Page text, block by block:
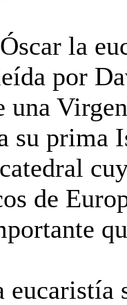
la
por
una
su prima
de
eucaristía